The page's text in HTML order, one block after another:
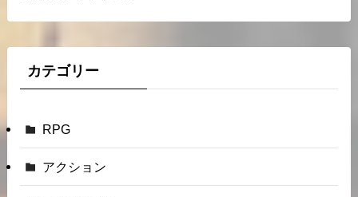
カテゴリー
RPG
アクション